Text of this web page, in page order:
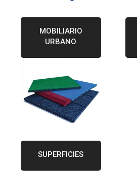
MOBILIARIO
URBANO
SUPERFICIES